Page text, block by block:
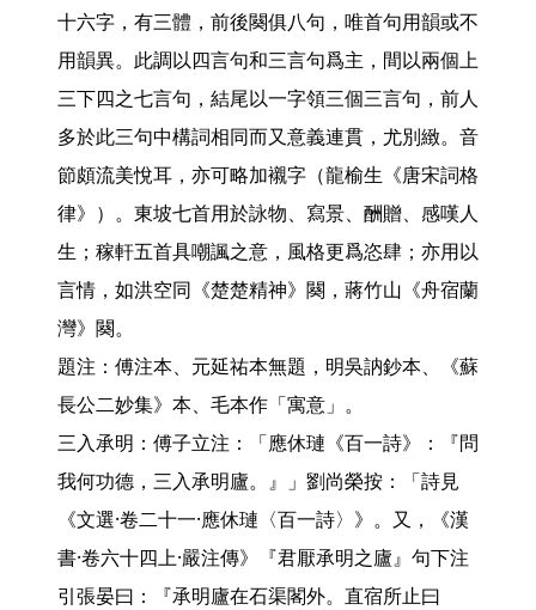
十六字，有三體，前後闋俱八句，唯首句用韻或不
用韻異。此調以四言句和三言句爲主，間以兩個上
三下四之七言句，結尾以一字領三個三言句，前人
多於此三句中構詞相同而又意義連貫，尤別緻。音
節頗流美悅耳，亦可略加襯字（龍榆生《唐宋詞格
律》）。東坡七首用於詠物、寫景、酬贈、感嘆人
生；稼軒五首具嘲諷之意，風格更爲恣肆；亦用以
言情，如洪空同《楚楚精神》闋，蔣竹山《舟宿蘭
灣》闋。
題注：傅注本、元延祐本無題，明吳訥鈔本、《蘇
長公二妙集》本、毛本作「寓意」。
三入承明：傅子立注：「應休璉《百一詩》：『問
我何功德，三入承明廬。』」劉尚榮按：「詩見
《文選·卷二十一·應休璉〈百一詩〉》。又，《漢
書·卷六十四上·嚴注傳》『君厭承明之廬』句下注
引張晏曰：『承明廬在石渠閣外。直宿所止曰